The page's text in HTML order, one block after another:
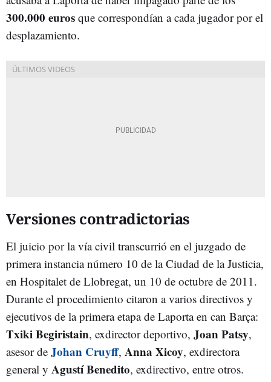
300.000 euros que correspondían a cada jugador por el
desplazamiento.
Versiones contradictorias
El juicio por la vía civil transcurrió en el juzgado de
primera instancia número 10 de la Ciudad de la Justicia,
en Hospitalet de Llobregat, un 10 de octubre de 2011.
Durante el procedimiento citaron a varios directivos y
ejecutivos de la primera etapa de Laporta en can Barça:
Txiki Begiristain, exdirector deportivo, Joan Patsy,
asesor de Johan Cruyff, Anna Xicoy, exdirectora
general y Agustí Benedito, exdirectivo, entre otros.